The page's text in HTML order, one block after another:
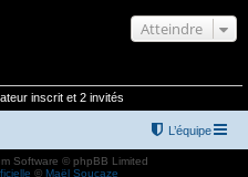
Atteindre
inscrit et 2 invités
L’équipe
Software © phpBB Limited
© Maël Soucaze